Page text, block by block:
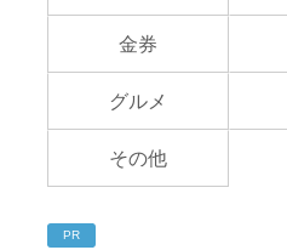
金券
グルメ
その他
PR